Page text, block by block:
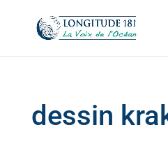
dessin